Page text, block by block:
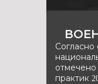
практик